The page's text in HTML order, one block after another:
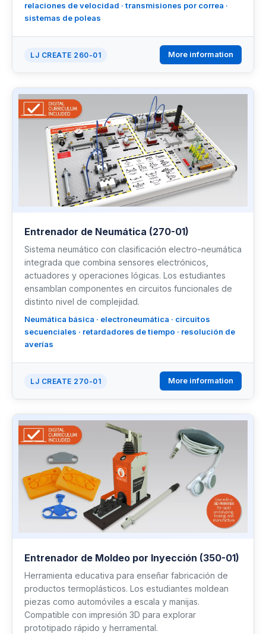
relaciones de velocidad · transmisiones por correa ·
sistemas de poleas
LJ CREATE 260-01 More information
Entrenador de Neumática (270-01)
Sistema neumático con clasificación electro-neumática
integrada que combina sensores electrónicos,
actuadores y operaciones lógicas. Los estudiantes
ensamblan componentes en circuitos funcionales de
distinto nivel de complejidad.
Neumática básica · electroneumática · circuitos
secuenciales · retardadores de tiempo · resolución de
averías
LJ CREATE 270-01 More information
Entrenador de Moldeo por Inyección (350-01)
Herramienta educativa para enseñar fabricación de
productos termoplásticos. Los estudiantes moldean
piezas como automóviles a escala y manijas.
Compatible con impresión 3D para explorar
prototipado rápido y herramental.